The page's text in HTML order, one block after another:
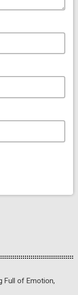
Full of Emotion,